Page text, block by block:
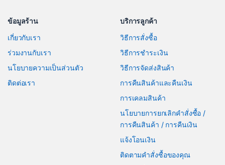
ข้อมูลร้าน
เกี่ยวกับเรา
ร่วมงานกับเรา
นโยบายความเป็นส่วนตัว
ติดต่อเรา
บริการลูกค้า
วิธีการสั่งซื้อ
วิธีการชำระเงิน
วิธีการจัดส่งสินค้า
การคืนสินค้าและคืนเงิน
การเคลมสินค้า
นโยบายการยกเลิกคำสั่งซื้อ /
การคืนสินค้า / การคืนเงิน
แจ้งโอนเงิน
ติดตามคำสั่งซื้อของคุณ